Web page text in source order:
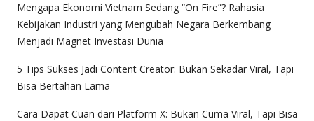
Mengapa Ekonomi Vietnam Sedang “On Fire”? Rahasia
Kebijakan Industri yang Mengubah Negara Berkembang
Menjadi Magnet Investasi Dunia
5 Tips Sukses Jadi Content Creator: Bukan Sekadar Viral, Tapi
Bisa Bertahan Lama
Cara Dapat Cuan dari Platform X: Bukan Cuma Viral, Tapi Bisa